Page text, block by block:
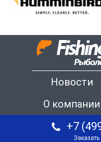
Новости
О компании
+7